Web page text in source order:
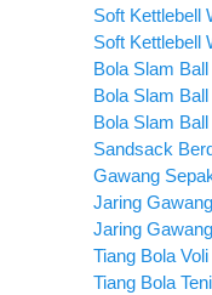
Soft Kettlebell
Soft Kettlebell
Bola Slam
Bola Slam
Bola Slam
Sandsack
Gawang
Jaring
Jaring
Tiang Bola
Tiang Bola